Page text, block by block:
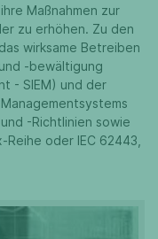
Maßnahmen zur
zu erhöhen. Zu den
wirksame Betreiben
-bewältigung
- SIEM) und der
-Richtlinien sowie
oder IEC 62443,